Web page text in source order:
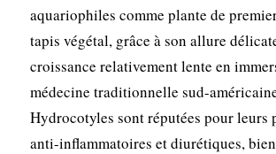
aquariophiles comme plante de
tapis végétal, grâce à son allure
croissance relativement lente en
médecine traditionnelle sud-
Hydrocotyles sont réputées pour leurs
anti-inflammatoires et diurétiques,